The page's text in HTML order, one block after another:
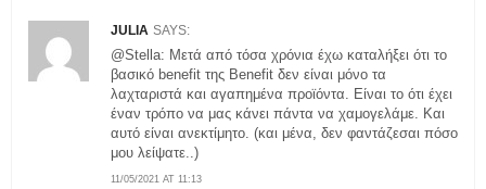
JULIA SAYS:
11/05/2021 AT 11:13
@Stella: Μετά από τόσα χρόνια έχω καταλήξει ότι το
βασικό benefit της Benefit δεν είναι μόνο τα
λαχταριστά και αγαπημένα προϊόντα. Είναι το ότι έχει
έναν τρόπο να μας κάνει πάντα να χαμογελάμε. Και
αυτό είναι ανεκτίμητο. (και μένα, δεν φαντάζεσαι πόσο
μου λείψατε..)